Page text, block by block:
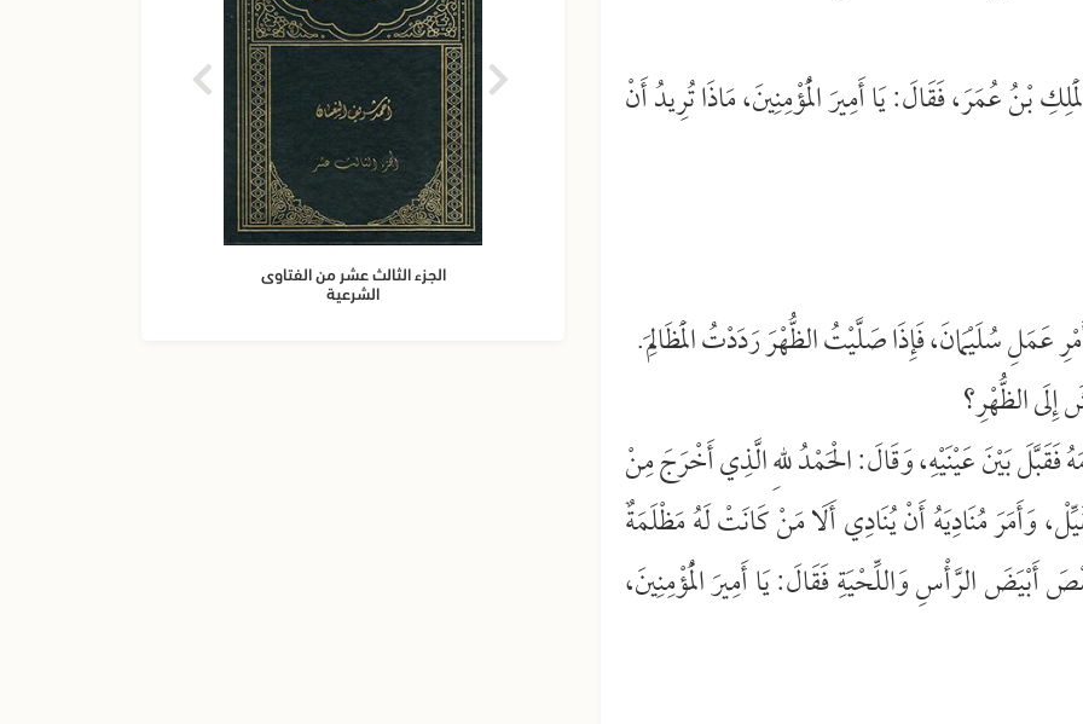
بْنُ عُمَرَ، فَقَالَ: يَا أَمِيرَ الْمُؤْمِنِينَ، مَاذَا تُرِيدُ أَنْ
عَمَلِ سُلَيْمَانَ، فَإِذَا صَلَّيْتُ الظُّهْرَ رَدَدْتُ الْمَظَالِمَ.
إِلَى الظُّهْرِ؟
فَقَبَّلَ بَيْنَ عَيْنَيْهِ، وَقَالَ: الْحَمْدُ للهِ الَّذِي أَخْرَجَ مِنْ
وَأَمَرَ مُنَادِيَهُ أَنْ يُنَادِي أَلَا مَنْ كَانَتْ لَهُ مَظْلَمَةٌ
الرَّأْسِ وَاللِّحْيَةِ فَقَالَ: يَا أَمِيرَ الْمُؤْمِنِينَ،
الجزء الثالث عشر من الفتاوى
الشرعية